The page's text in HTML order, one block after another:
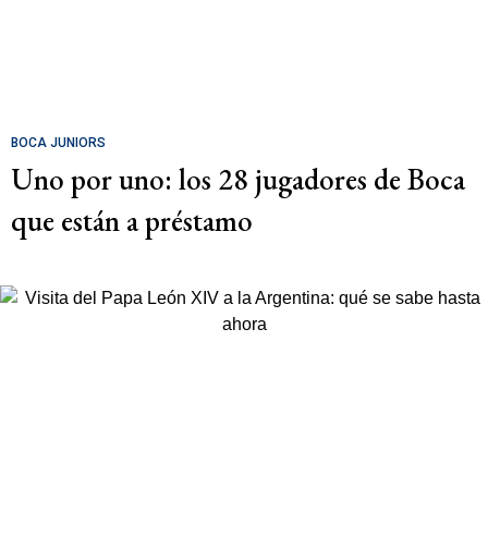
BOCA JUNIORS
Uno por uno: los 28 jugadores de Boca
que están a préstamo